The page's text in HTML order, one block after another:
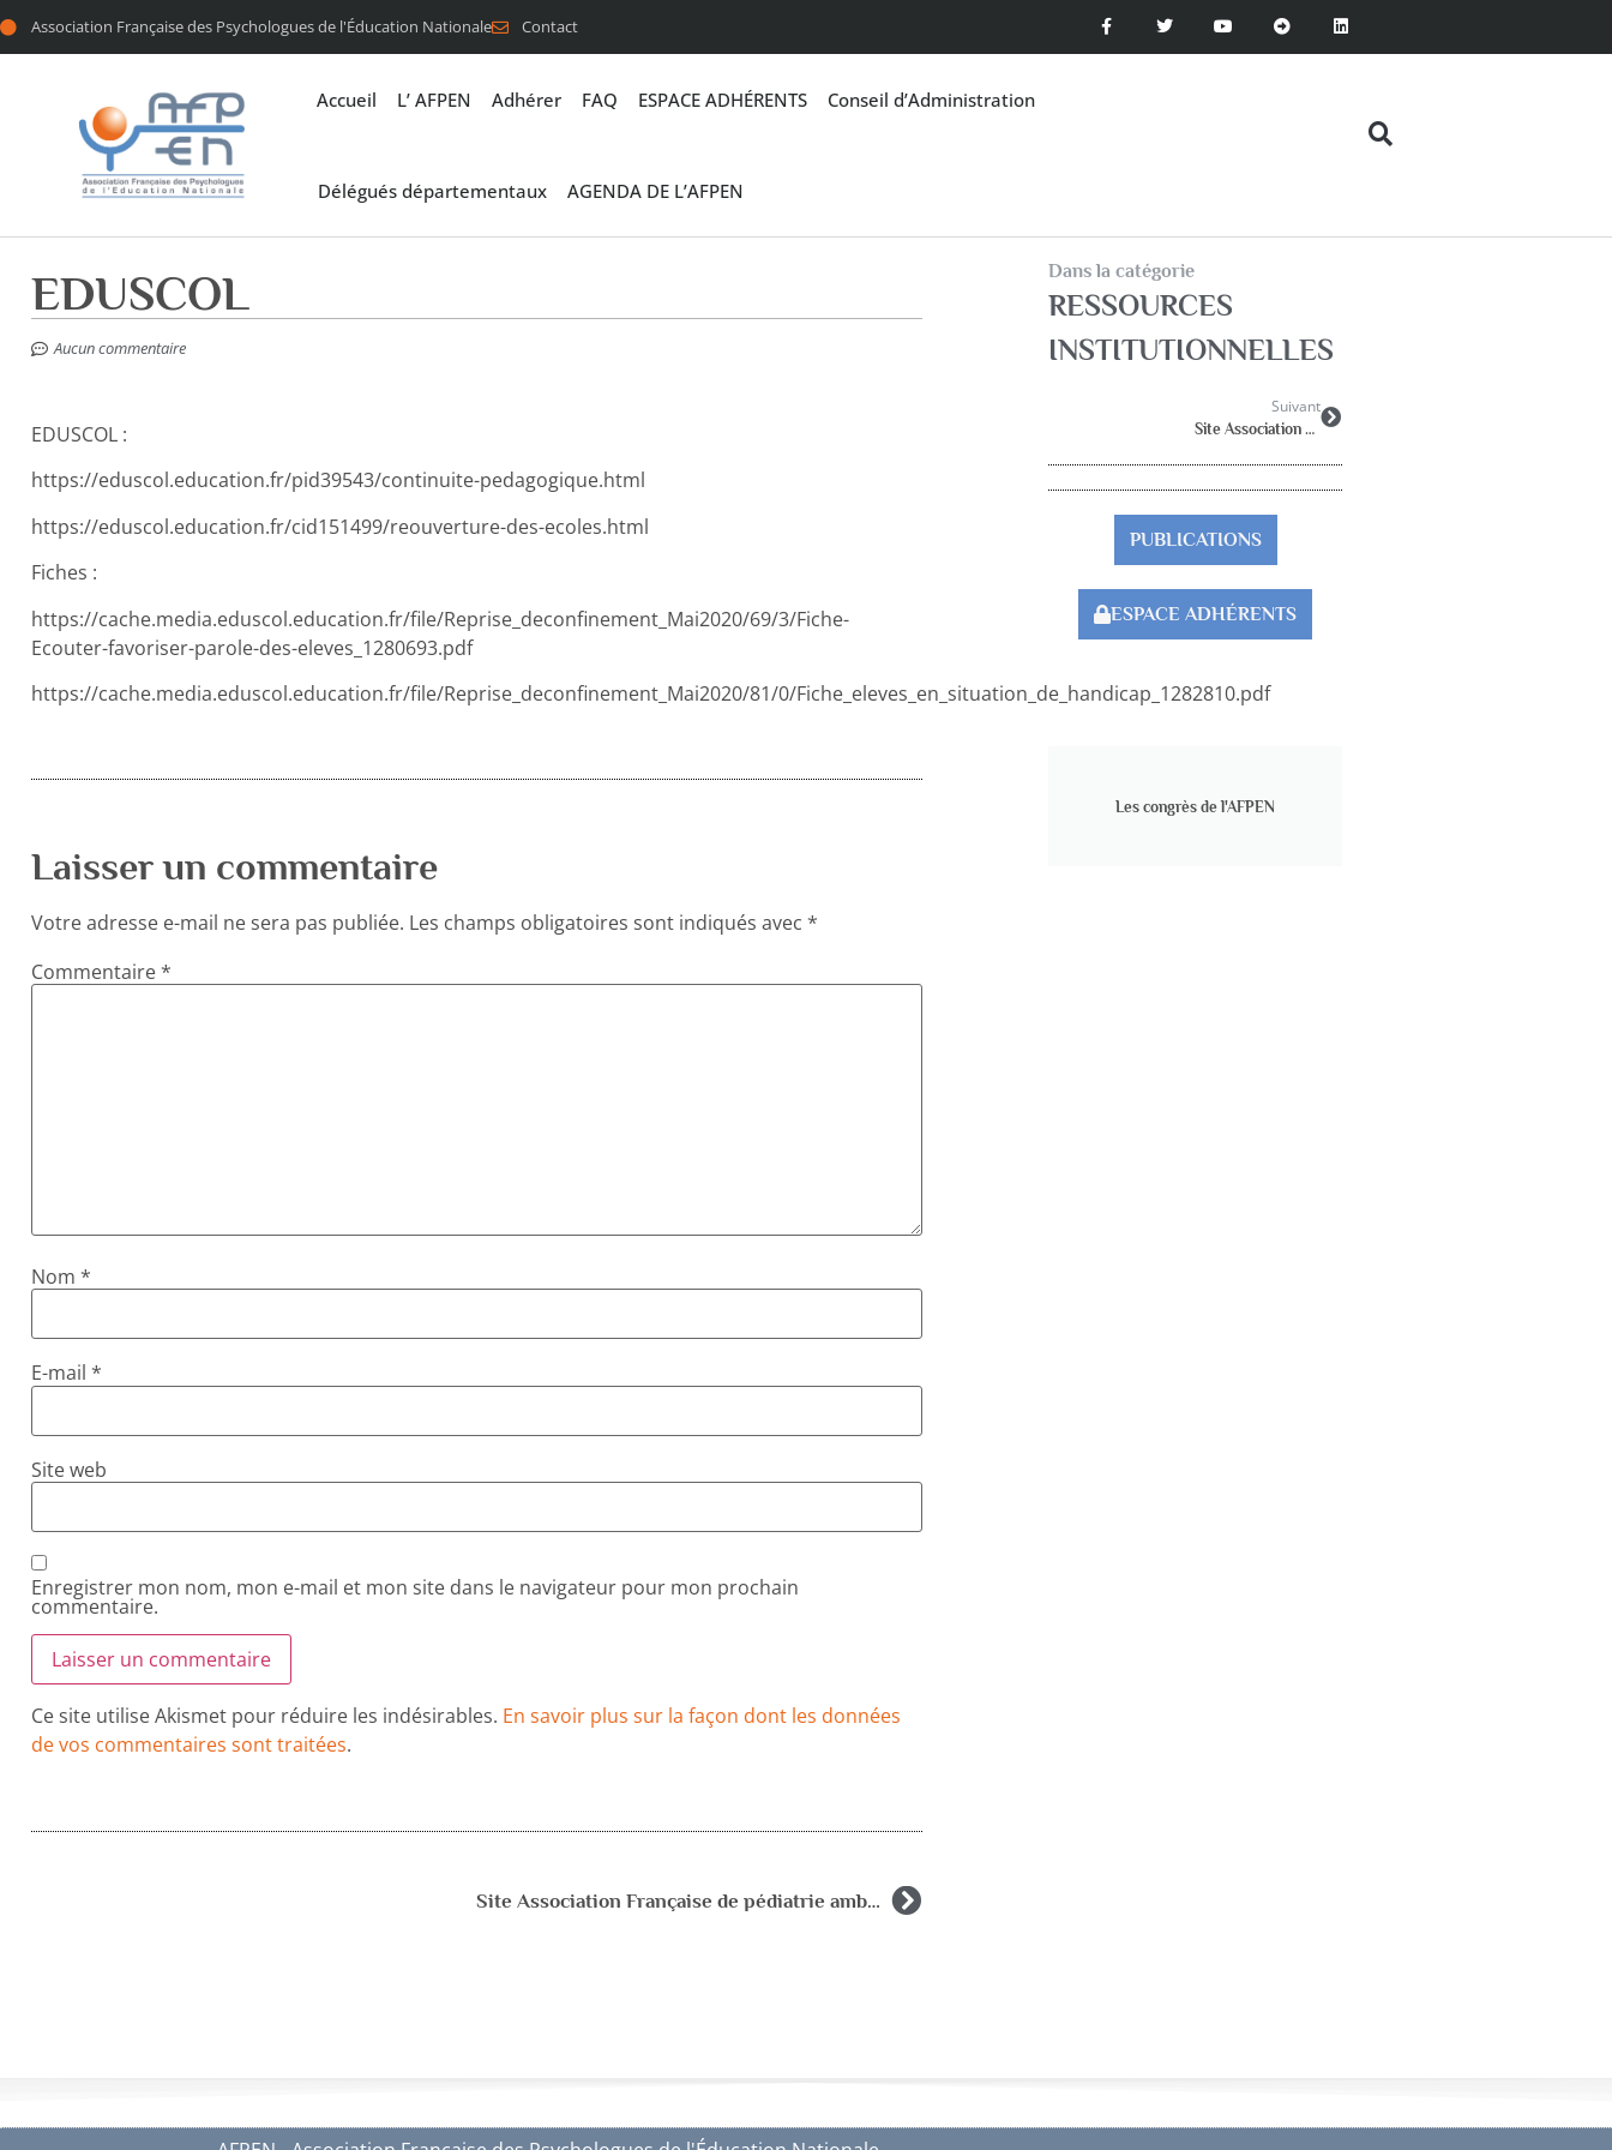
Association Française des Psychologues de l'Éducation Nationale Contact
Accueil L’ AFPEN Adhérer FAQ ESPACE ADHÉRENTS Conseil d’Administration
Délégués départementaux AGENDA DE L’AFPEN
EDUSCOL
Aucun commentaire
EDUSCOL :
https://eduscol.education.fr/pid39543/continuite-pedagogique.html
https://eduscol.education.fr/cid151499/reouverture-des-ecoles.html
Fiches :
https://cache.media.eduscol.education.fr/file/Reprise_deconfinement_Mai2020/69/3/Fiche-
Ecouter-favoriser-parole-des-eleves_1280693.pdf
https://cache.media.eduscol.education.fr/file/Reprise_deconfinement_Mai2020/81/0/Fiche_eleves_en_situation_de_handicap_1282810.pdf
Laisser un commentaire
Votre adresse e-mail ne sera pas publiée. Les champs obligatoires sont indiqués avec *
Commentaire*
Nom *
E-mail *
Site web
Enregistrer mon nom, mon e-mail et mon site dans le navigateur pour mon prochain
commentaire.
Ce site utilise Akismet pour réduire les indésirables. En savoir plus sur la façon dont les données
de vos commentaires sont traitées.
Site Association Française de pédiatrie ambulatoire
Dans la catégorie
RESSOURCES
INSTITUTIONNELLES
Suivant
Site Association Française de pédiatrie ambulatoire
PUBLICATIONS
ESPACE ADHÉRENTS
Les congrès de l'AFPEN